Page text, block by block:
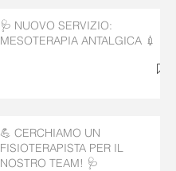
🩺 NUOVO SERVIZIO:
MESOTERAPIA ANTALGICA 💉
💪 CERCHIAMO UN
FISIOTERAPISTA PER IL
NOSTRO TEAM! 🩺